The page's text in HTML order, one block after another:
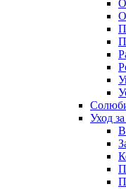
Уход